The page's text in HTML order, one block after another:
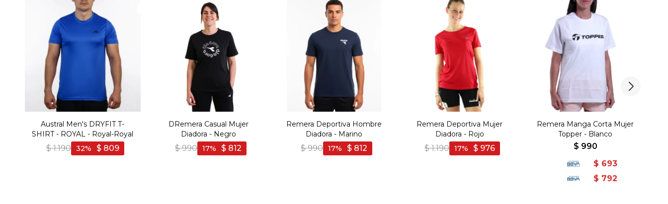
Austral Men's DRYFIT T-
SHIRT - ROYAL - Royal-Royal
$ 1.190 $ 809
32
DRemera Casual Mujer
Diadora - Negro
$ 990 $ 812
17
Remera Deportiva Hombre
Diadora - Marino
$ 990 $ 812
17
Remera Deportiva Mujer
Diadora - Rojo
$ 1.190 $ 976
17
Remera Manga Corta Mujer
Topper - Blanco
$ 990
$ 693
$ 792